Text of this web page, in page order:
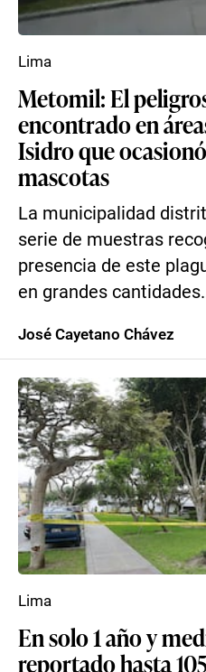
Metomil: El
encontrado en
Isidro que
mascotas
La municipalidad
serie de muestras
presencia de este
en grandes
Lima
José Cayetano Chávez
En solo 1 año y
reportado hasta
Lima